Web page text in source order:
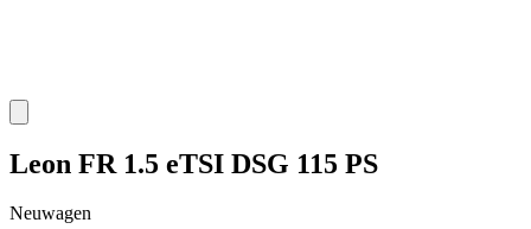
Leon FR 1.5 eTSI DSG 115 PS
Neuwagen